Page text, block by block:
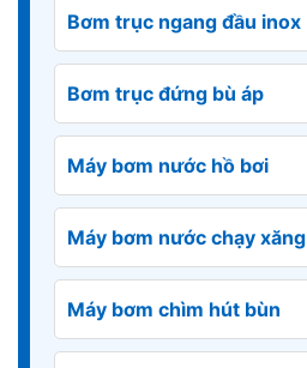
Bơm trục ngang đầu inox
Bơm trục đứng bù áp
Máy bơm nước hồ bơi
Máy bơm nước chạy xăng
Máy bơm chìm hút bùn